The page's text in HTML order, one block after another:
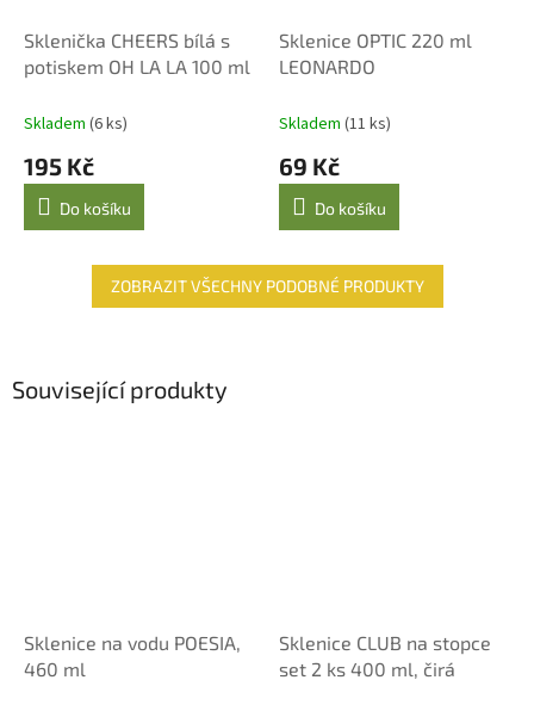
Sklenička CHEERS bílá s
potiskem OH LA LA 100 ml
Skladem (6 ks)
195 Kč
Do košíku
Sklenice OPTIC 220 ml
LEONARDO
Skladem (11 ks)
69 Kč
Do košíku
ZOBRAZIT VŠECHNY PODOBNÉ PRODUKTY
Související produkty
Sklenice na vodu POESIA,
460 ml
Sklenice CLUB na stopce
set 2 ks 400 ml, čirá